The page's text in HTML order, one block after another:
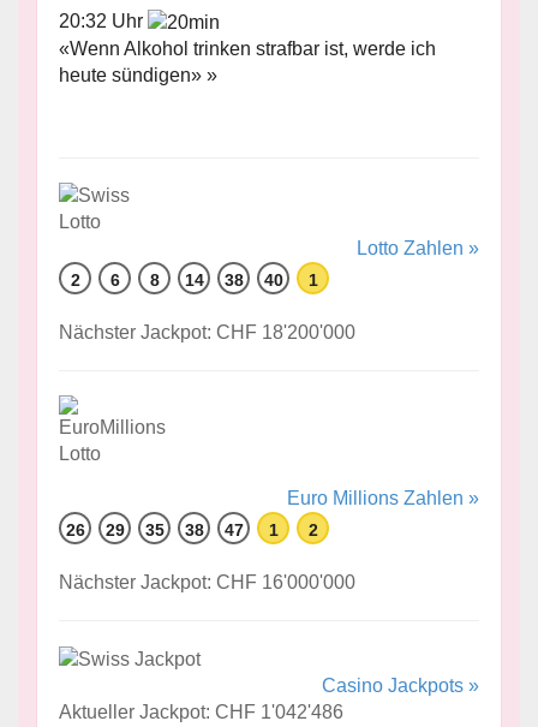
20:32 Uhr
«Wenn Alkohol trinken strafbar ist, werde ich
heute sündigen» »
Lotto Zahlen »
2 6 8 14 38 40 1
Nächster Jackpot: CHF 18'200'000
Euro Millions Zahlen »
26 29 35 38 47 1 2
Nächster Jackpot: CHF 16'000'000
Casino Jackpots »
Aktueller Jackpot: CHF 1'042'486